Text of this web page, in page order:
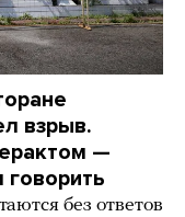
взрыв.
—
говорить
без ответов